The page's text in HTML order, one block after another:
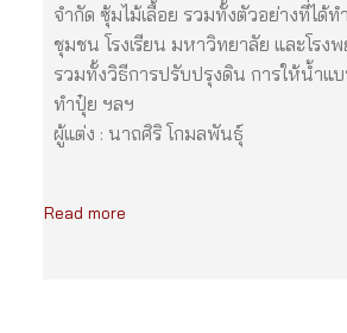
จำกัด ซุ้มไม้เลื้อย รวมทั้งตัวอย่างที่ได้ท
ชุมชน โรงเรียน มหาวิทยาลัย และโรง
รวมทั้งวิธีการปรับปรุงดิน การให้น้ำแ
ทำปุ๋ย ฯลฯ
ผู้แต่ง : นาถศิริ โกมลพันธุ์
Read more